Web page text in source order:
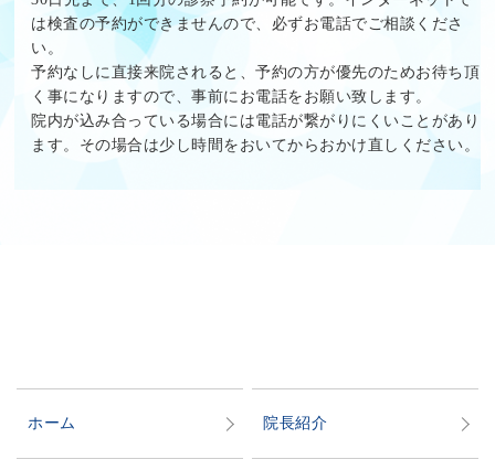
は検査の予約ができませんので、必ずお電話でご相談くださ
い。
予約なしに直接来院されると、予約の方が優先のためお待ち頂
く事になりますので、事前にお電話をお願い致します。
院内が込み合っている場合には電話が繋がりにくいことがあり
ます。その場合は少し時間をおいてからおかけ直しください。
ホーム 院長紹介